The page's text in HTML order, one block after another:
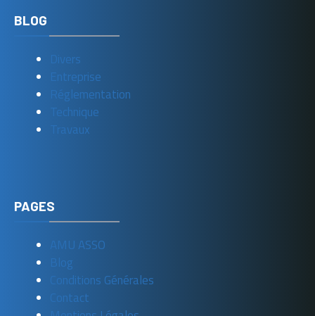
BLOG
Divers
Entreprise
Réglementation
Technique
Travaux
PAGES
AMU ASSO
Blog
Conditions Générales
Contact